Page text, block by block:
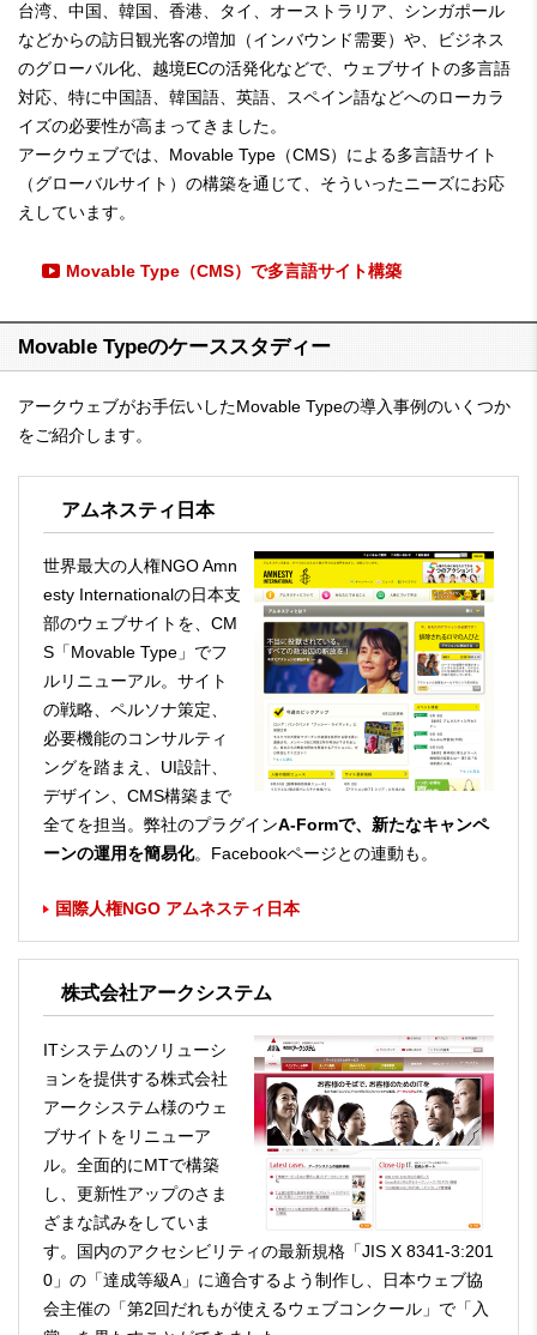
台湾、中国、韓国、香港、タイ、オーストラリア、シンガポール
などからの訪日観光客の増加（インバウンド需要）や、ビジネス
のグローバル化、越境ECの活発化などで、ウェブサイトの多言語
対応、特に中国語、韓国語、英語、スペイン語などへのローカラ
イズの必要性が高まってきました。
アークウェブでは、Movable Type（CMS）による多言語サイト
（グローバルサイト）の構築を通じて、そういったニーズにお応
えしています。
Movable Type（CMS）で多言語サイト構築
Movable Typeのケーススタディー
アークウェブがお手伝いしたMovable Typeの導入事例のいくつか
をご紹介します。
アムネスティ日本
世界最大の人権NGO Amn
esty Internationalの日本支
部のウェブサイトを、CM
S「Movable Type」でフ
ルリニューアル。サイト
の戦略、ペルソナ策定、
必要機能のコンサルティ
ングを踏まえ、UI設計、
デザイン、CMS構築まで
全てを担当。弊社のプラグインA-Formで、新たなキャンペ
ーンの運用を簡易化。Facebookページとの連動も。
国際人権NGO アムネスティ日本
株式会社アークシステム
ITシステムのソリューシ
ョンを提供する株式会社
アークシステム様のウェ
ブサイトをリニューア
ル。全面的にMTで構築
し、更新性アップのさま
ざまな試みをしていま
す。国内のアクセシビリティの最新規格「JIS X 8341-3:201
0」の「達成等級A」に適合するよう制作し、日本ウェブ協
会主催の「第2回だれもが使えるウェブコンクール」で「入